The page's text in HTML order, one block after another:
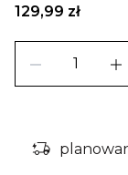
129,99 zł
remove add
delivery_truck_bolt